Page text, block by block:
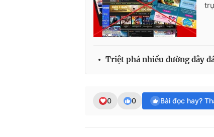
Triệt phá nhiều đường dây
0 0 Bài đọc hay?